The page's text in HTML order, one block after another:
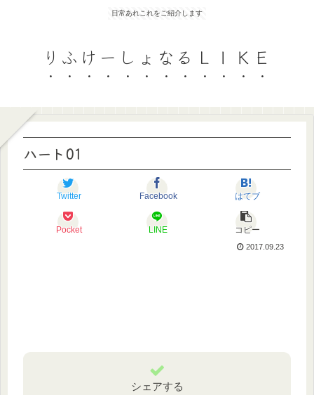
日常あれこれをご紹介します
りふけーしょなるＬＩＫＥ
ハート01
Twitter Facebook はてブ
Pocket LINE コピー
2017.09.23
シェアする